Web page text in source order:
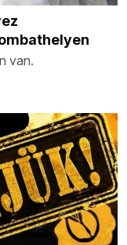
van.